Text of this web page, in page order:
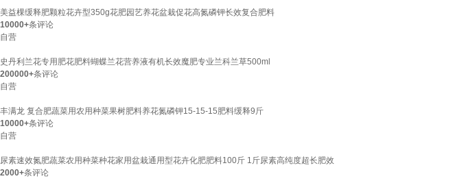
美益棵缓释肥颗粒花卉型350g花肥园艺养花盆栽促花高氮磷钾长效复合肥料
10000+条评论
自营
史丹利兰花专用肥花肥料蝴蝶兰花营养液有机长效魔肥专业兰科兰草500ml
200000+条评论
自营
丰满龙 复合肥蔬菜用农用种菜果树肥料养花氮磷钾15-15-15肥料缓释9斤
10000+条评论
自营
尿素速效氮肥蔬菜农用种菜种花家用盆栽通用型花卉化肥肥料100斤 1斤尿素高纯度超长肥效
2000+条评论